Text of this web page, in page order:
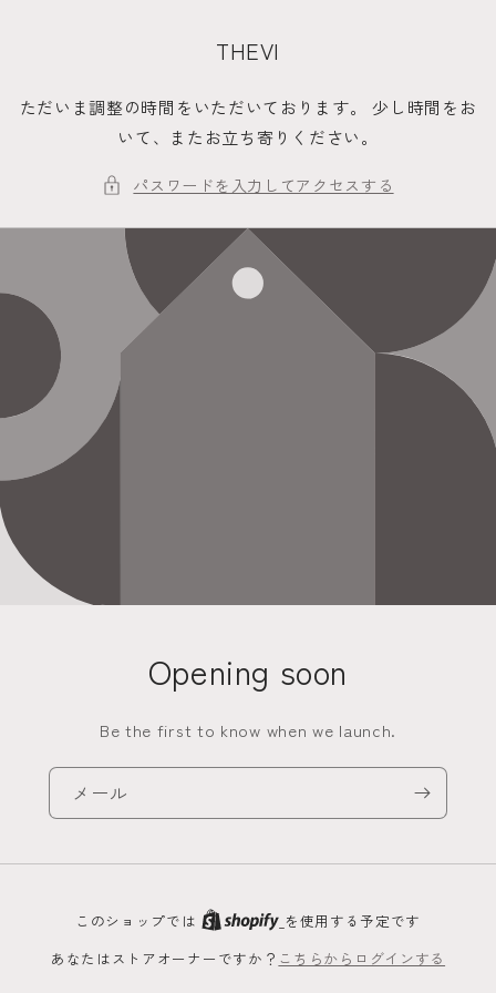
THEVI
ただいま調整の時間をいただいております。 少し時間をお
いて、またお立ち寄りください。
パスワードを入力してアクセスする
Opening soon
Be the first to know when we launch.
メール
このショップでは
を使用する予定です
あなたはストアオーナーですか？ こちらからログインする